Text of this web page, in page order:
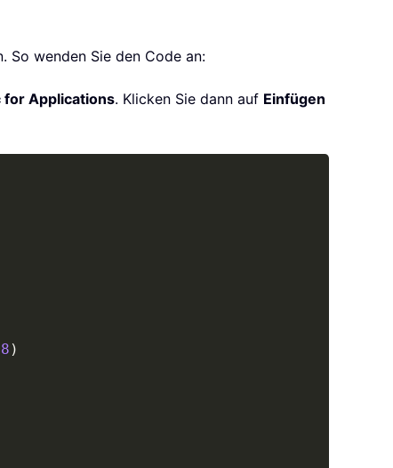
So wenden Sie den Code an:
for Applications. Klicken Sie dann auf Einfügen
8 )